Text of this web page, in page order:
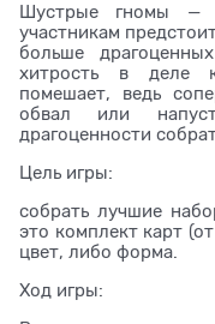
Шустрые гномы —
участникам
больше
хитрость в деле
помешает, ведь
обвал или
драгоценности
Цель игры:
собрать лучшие
это комплект карт
цвет, либо форма.
Ход игры: